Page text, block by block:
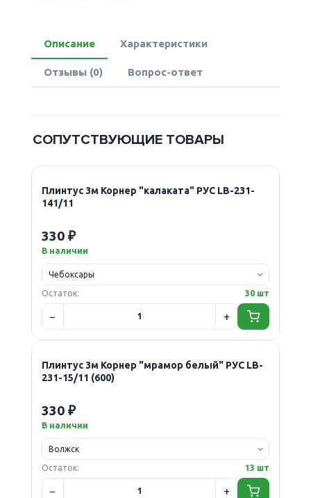
Описание Характеристики
Отзывы (0) Вопрос-ответ
СОПУТСТВУЮЩИЕ ТОВАРЫ
Плинтус 3м Корнер "калаката" РУС LB-231-
141/11
330 ₽
В наличии
Остаток: 30 шт
Плинтус 3м Корнер "мрамор белый" РУС LB-
231-15/11 (600)
330 ₽
В наличии
Остаток: 13 шт